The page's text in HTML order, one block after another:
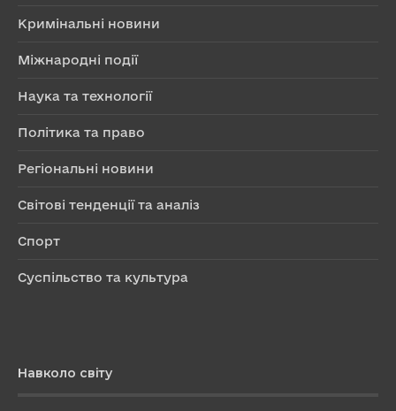
Кримінальні новини
Міжнародні події
Наука та технології
Політика та право
Регіональні новини
Світові тенденції та аналіз
Спорт
Суспільство та культура
Навколо світу